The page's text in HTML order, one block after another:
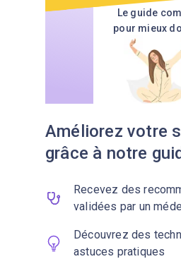
Améliorez votre
grâce à notre
Recevez des
validées par un
Découvrez des
astuces pratiques
Le guide
pour mieux